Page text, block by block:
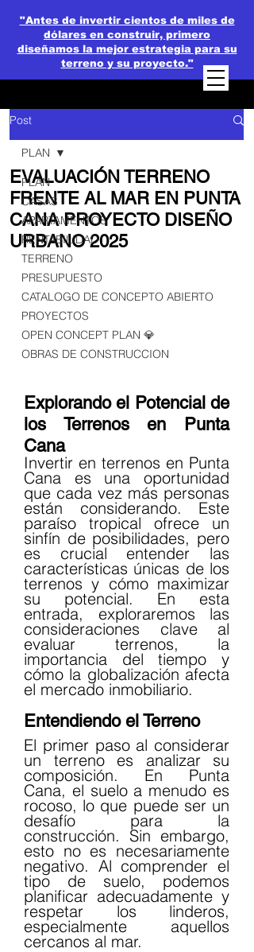
"Antes de invertir cientos de miles de
dólares en construir, primero
diseñamos la mejor estrategia para su
terreno y su proyecto."
Post
PLAN
CASAS
APARTAMENTOS
RENTABILIDAD
TERRENO
PRESUPUESTO
CATALOGO DE CONCEPTO ABIERTO
PROYECTOS
OPEN CONCEPT PLAN 💎
OBRAS DE CONSTRUCCION
PLAN
EVALUACIÓN TERRENO
FRENTE AL MAR EN PUNTA
CANA PROYECTO DISEÑO
URBANO 2025
Explorando el Potencial de
los Terrenos en Punta
Cana
Invertir en terrenos en Punta
Cana es una oportunidad
que cada vez más personas
están considerando. Este
paraíso tropical ofrece un
sinfín de posibilidades, pero
es crucial entender las
características únicas de los
terrenos y cómo maximizar
su potencial. En esta
entrada, exploraremos las
consideraciones clave al
evaluar terrenos, la
importancia del tiempo y
cómo la globalización afecta
el mercado inmobiliario.
Entendiendo el Terreno
El primer paso al considerar
un terreno es analizar su
composición. En Punta
Cana, el suelo a menudo es
rocoso, lo que puede ser un
desafío para la
construcción. Sin embargo,
esto no es necesariamente
negativo. Al comprender el
tipo de suelo, podemos
planificar adecuadamente y
respetar los linderos,
especialmente aquellos
cercanos al mar.